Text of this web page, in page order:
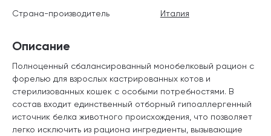
Описание
Полноценный сбалансированный монобелковый рацион с
форелью для взрослых кастрированных котов и
стерилизованных кошек с особыми потребностями. В
состав входит единственный отборный гипоаллергенный
источник белка животного происхождения, что позволяет
легко исключить из рациона ингредиенты, вызывающие
Страна-производитель
Италия